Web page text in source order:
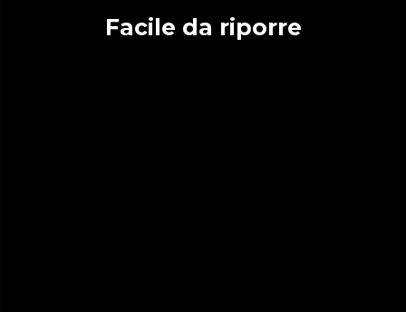
Facile da riporre